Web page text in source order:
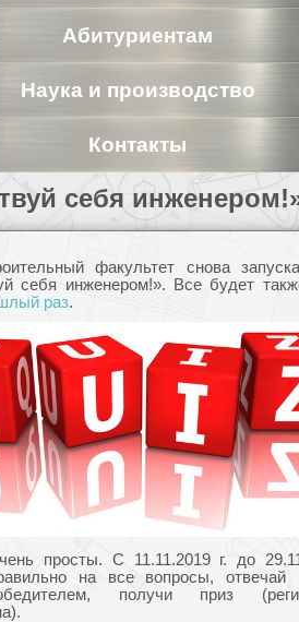
Абитуриентам
Наука и производство
Контакты
себя
факультет снова
себя инженером!». Все будет
раз.
просты. С 11.11.2019 г. до
на все вопросы, отвечай
получи приз